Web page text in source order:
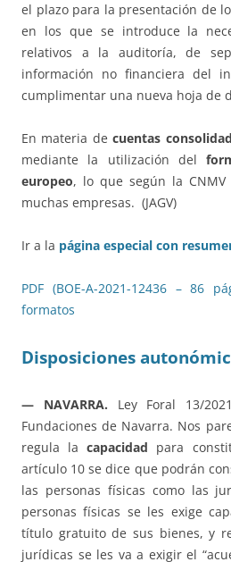
el plazo para la presentación de
en los que se introduce la
relativos a la auditoría, de
información no financiera del
cumplimentar una nueva hoja de
En materia de cuentas
mediante la utilización del
europeo, lo que según la
muchas empresas. (JAGV)
Ir a la página especial con
PDF (BOE-A-2021-12436 – 86
formatos
Disposiciones
— NAVARRA. Ley Foral 13/
Fundaciones de Navarra. Nos
regula lacapacidad para
artículo 10 se dice que podrán
las personas físicas como las
personas físicas se les exige
título gratuito de sus bienes, y
jurídicas se les va a exigir el